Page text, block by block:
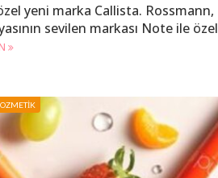
yeni marka Callista. Rossmann,
sevilen markası Note ile özel